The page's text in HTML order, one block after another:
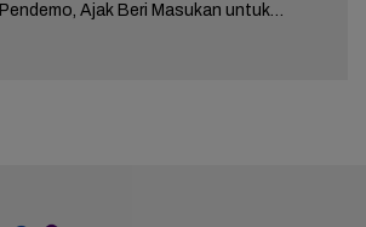
Pendemo, Ajak Beri Masukan untuk